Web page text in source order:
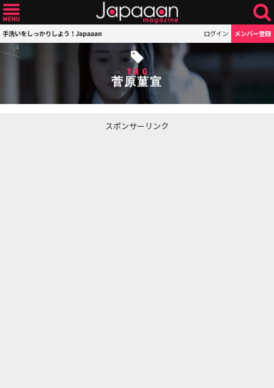
手洗いをしっかりしよう！Japaaan ログイン メンバー登録
TAG
菅原菫宣
スポンサーリンク